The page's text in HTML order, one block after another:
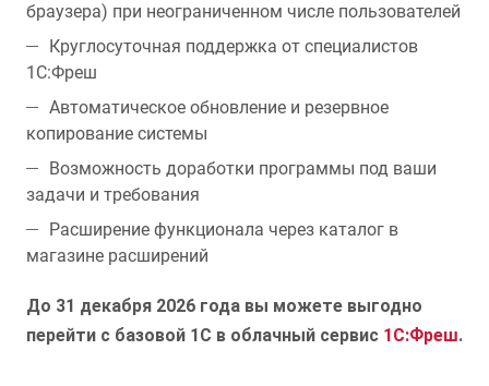
браузера) при неограниченном числе пользователей
Круглосуточная поддержка от специалистов
1С:Фреш
Автоматическое обновление и резервное
копирование системы
Возможность доработки программы под ваши
задачи и требования
Расширение функционала через каталог в
магазине расширений
До 31 декабря 2026 года вы можете выгодно
перейти с базовой 1С в облачный сервис 1С:Фреш.